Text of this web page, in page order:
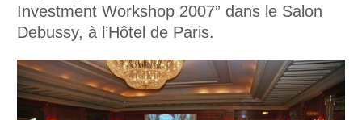
Investment Workshop 2007” dans le Salon
Debussy, à l’Hôtel de Paris.